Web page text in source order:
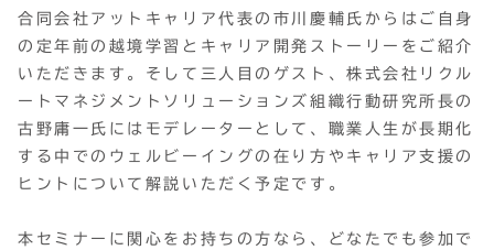
合同会社アットキャリア代表の市川慶輔氏からはご自身
の定年前の越境学習とキャリア開発ストーリーをご紹介
いただきます。そして三人目のゲスト、株式会社リクル
ートマネジメントソリューションズ組織行動研究所長の
古野庸一氏にはモデレーターとして、職業人生が長期化
する中でのウェルビーイングの在り方やキャリア支援の
ヒントについて解説いただく予定です。
本セミナーに関心をお持ちの方なら、どなたでも参加で